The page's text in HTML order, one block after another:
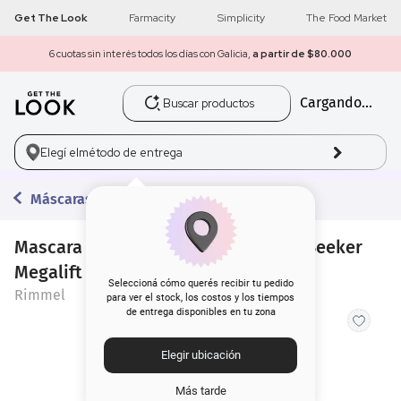
Get The Look Farmacity Simplicity The Food Market
6 cuotas sin interés todos los días con Galicia, a partir de $80.000
Buscar productos
Cargando...
Elegí elmétodo de entrega
Seleccioná cómo querés recibir tu pedido
para ver el stock, los costos y los tiempos
de entrega disponibles en tu zona
Elegir ubicación
Más tarde
Máscaras de Pestañas
Mascara de Pestanas Rimmel Thrill Seeker
Megalift Black 001
Rimmel
1 get the look
2 máscara pestañas
3.
5. corrector